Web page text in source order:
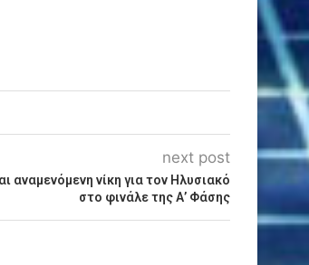
next post
αναμενόμενη νίκη για τον Ηλυσιακό
στο φινάλε της Α’ Φάσης